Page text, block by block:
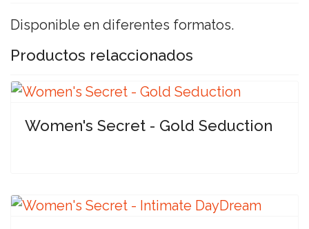
Disponible en diferentes formatos.
Productos relaccionados
Women's Secret - Gold Seduction